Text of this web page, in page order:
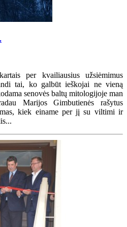
per kvailiausius užsiėmimus
tai, ko galbūt ieškojai ne vieną
senovės baltų mitologijoje man
Marijos Gimbutienės rašytus
kiek einame per jį su viltimi ir